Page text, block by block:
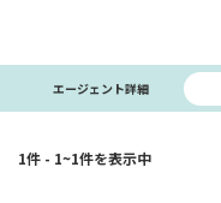
エージェント詳細
1件 - 1~1件を表示中